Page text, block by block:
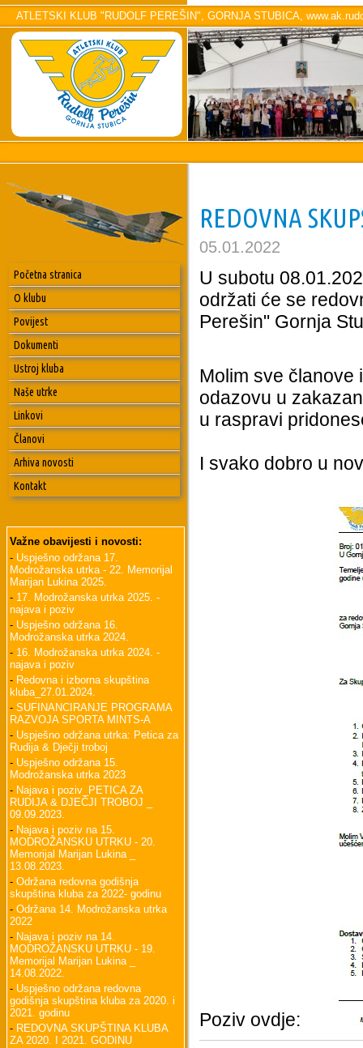
ATLETSKI KLUB "RUDOLF PEREŠIN", GORNJA STUBICA,
Početna stranica
O klubu
Povijest
Dokumenti
Ustroj kluba
Naše utrke
Linkovi
Članovi
Arhiva novosti
Kontakt
Važne obavijesti i novosti:
- Uspješno održana 17.
Modrožanska utrka - 22. Memorijal
Marijan Lukina 2025.
- 17. Modrožanska utrka 2025. -
najava i poziv
- Uspješno održana 16.
Modrožanska utrka 2024.
- 16. Modrožanska utrka 2024. -
najava i poziv
- Redovna i izborna skupština
kluba_27.01.2024.
- SUFINANCIRANJE PROGRAMA
RAZVOJA SPORTA MINTS-A
- Uspješno održana utrka: Petica za
Rudija & Dječji troboj
- Uspješno održana 15.
Modrožanska utrka 2023
- Najava i poziv_PETICA ZA
RUDIJA & DJEČJI TROBOJ _
09.09.2023.
- Najava i poziv na 15.
MODROŽANSKU UTRKU - 20.
Memorijal Marijan Lukina _
13.08.2023.
- Održana redovna godišnja
skupština kluba za 2022- godinu
- Održana 14. Modrožanska utrka
2022
- Najava i poziv na 14.
MODROŽANSKU UTRKU - 19.
Memorijal Marijan Lukina _
14.08.2022.
- Uspješno održana redovna
godišnja skupština kluba za 2020. i
2021. godinu
- REDOVNA SKUPŠTINA KLUBA
ZA 2020. I 2021. GODINU
REDOVNA
05.01.2022
U subotu
održati će se
Perešin" Gornja
Molim sve članove
odazovu u
u raspravi
I svako dobro u
Poziv ovdje: